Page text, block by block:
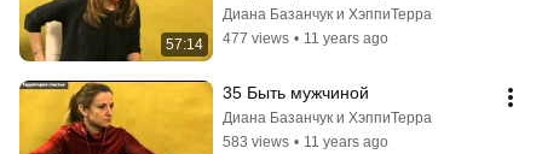
57:14
Диана Базанчук и ХэппиТерра
477 views • 11 years ago
35 Быть мужчиной
Диана Базанчук и ХэппиТерра
583 views • 11 years ago